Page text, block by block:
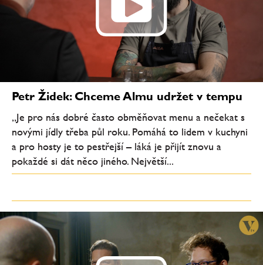
Petr Židek: Chceme Almu udržet v tempu
„Je pro nás dobré často obměňovat menu a nečekat s
novými jídly třeba půl roku. Pomáhá to lidem v kuchyni
a pro hosty je to pestřejší – láká je přijít znovu a
pokaždé si dát něco jiného. Největší...